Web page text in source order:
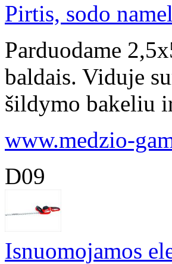
Pirtis, sodo
Parduodame
baldais. Viduje
šildymo bakeliu
www.medzio-
D09
Isnuomojamos